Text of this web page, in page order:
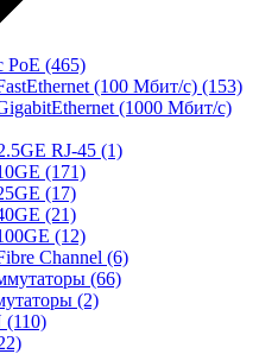
PoE (465)
(100 Мбит/с) (153)
(1000 Мбит/с)
RJ-45 (1)
(171)
(17)
(21)
(12)
Channel (6)
(66)
(2)
(110)